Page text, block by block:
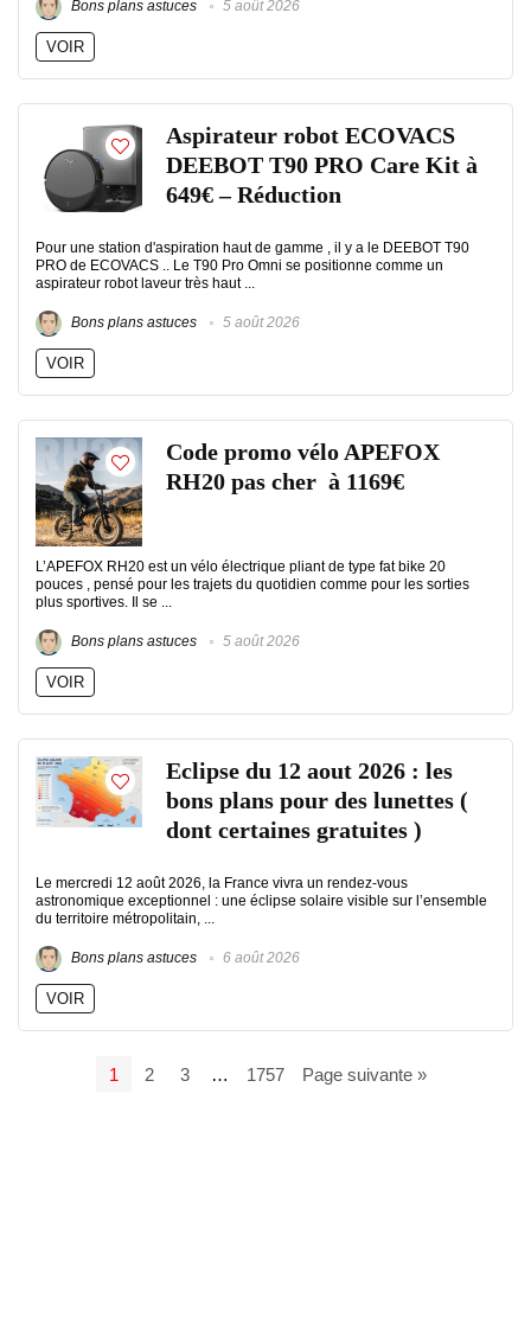
Bons plans astuces 5 août 2026
VOIR
Aspirateur robot ECOVACS
DEEBOT T90 PRO Care Kit à
649€ – Réduction
Pour une station d'aspiration haut de gamme , il y a le DEEBOT T90
PRO de ECOVACS .. Le T90 Pro Omni se positionne comme un
aspirateur robot laveur très haut ...
Bons plans astuces 5 août 2026
VOIR
Code promo vélo APEFOX
RH20 pas cher à 1169€
L’APEFOX RH20 est un vélo électrique pliant de type fat bike 20
pouces , pensé pour les trajets du quotidien comme pour les sorties
plus sportives. Il se ...
Bons plans astuces 5 août 2026
VOIR
Eclipse du 12 aout 2026 : les
bons plans pour des lunettes (
dont certaines gratuites )
Le mercredi 12 août 2026, la France vivra un rendez-vous
astronomique exceptionnel : une éclipse solaire visible sur l’ensemble
du territoire métropolitain, ...
Bons plans astuces 6 août 2026
VOIR
1 2 3 … 1757 Page suivante »